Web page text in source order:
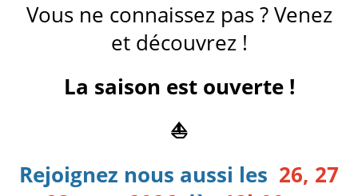
Vous ne connaissez pas ? Venez
et découvrez !
La saison est ouverte !
⛵
Rejoignez nous aussi les 26, 27